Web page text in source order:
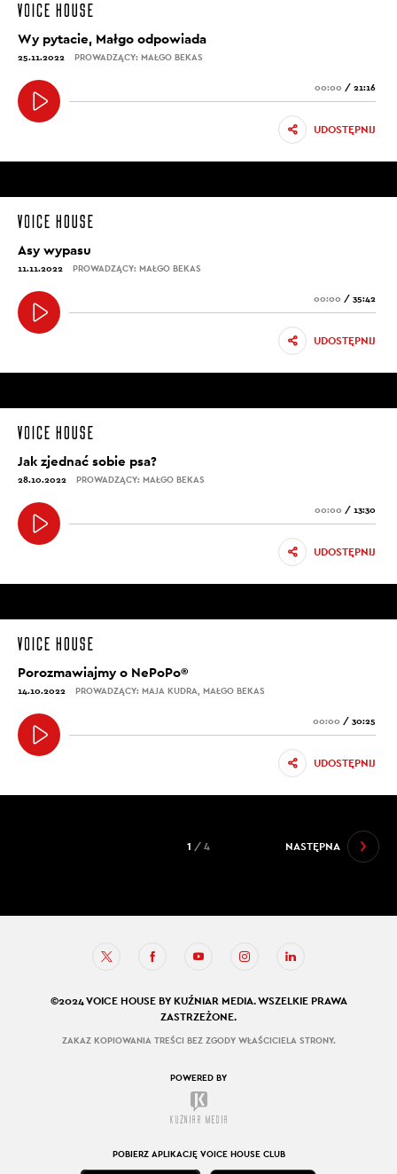
Wy pytacie, Małgo odpowiada
25.11.2022 PROWADZĄCY: MAŁGO BEKAS
00:00 / 21:16
UDOSTĘPNIJ
Asy wypasu
11.11.2022 PROWADZĄCY: MAŁGO BEKAS
00:00 / 35:42
UDOSTĘPNIJ
Jak zjednać sobie psa?
28.10.2022 PROWADZĄCY: MAŁGO BEKAS
00:00 / 13:30
UDOSTĘPNIJ
Porozmawiajmy o NePoPo®
14.10.2022 PROWADZĄCY: MAJA KUDRA, MAŁGO BEKAS
00:00 / 30:25
UDOSTĘPNIJ
NASTĘPNA
1 / 4
©2024 VOICE HOUSE BY KUŹNIAR MEDIA. WSZELKIE PRAWA
ZASTRZEŻONE.
ZAKAZ KOPIOWANIA TREŚCI BEZ ZGODY WŁAŚCICIELA STRONY.
POWERED BY
POBIERZ APLIKACJĘ VOICE HOUSE CLUB